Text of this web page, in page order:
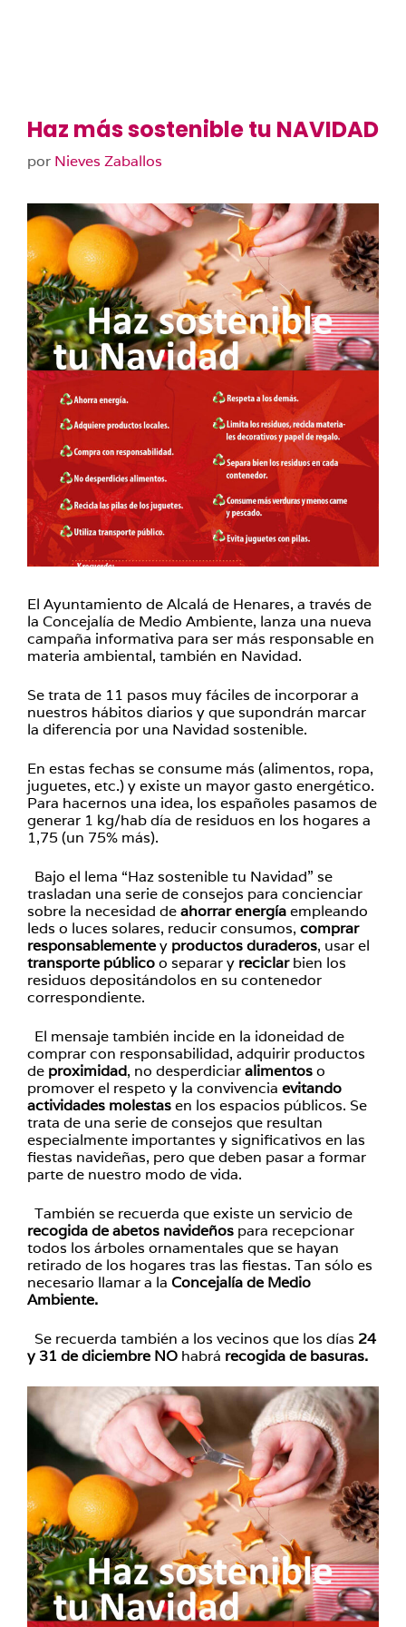
Haz más sostenible tu NAVIDAD
por Nieves Zaballos
El Ayuntamiento de Alcalá de Henares, a través de
la Concejalía de Medio Ambiente, lanza una nueva
campaña informativa para ser más responsable en
materia ambiental, también en Navidad.
Se trata de 11 pasos muy fáciles de incorporar a
nuestros hábitos diarios y que supondrán marcar
la diferencia por una Navidad sostenible.
En estas fechas se consume más (alimentos, ropa,
juguetes, etc.) y existe un mayor gasto energético.
Para hacernos una idea, los españoles pasamos de
generar 1 kg/hab día de residuos en los hogares a
1,75 (un 75% más).
Bajo el lema “Haz sostenible tu Navidad” se
trasladan una serie de consejos para concienciar
sobre la necesidad deahorrarenergíaempleando
leds o luces solares, reducir consumos, comprar
responsablementey productos duraderos, usar el
transporte públicoo separar y reciclarbien los
residuos depositándolos en su contenedor
correspondiente.
El mensaje también incide en la idoneidad de
comprar con responsabilidad, adquirir productos
de proximidad, no desperdiciaralimentoso
promover el respeto y la convivencia evitando
actividades molestasen los espacios públicos. Se
trata de una serie de consejos que resultan
especialmente importantes y significativos en las
fiestas navideñas, pero que deben pasar a formar
parte de nuestro modo de vida.
También se recuerda que existe un servicio de
recogida de abetos navideños para recepcionar
todos los árboles ornamentales que se hayan
retirado de los hogares tras las fiestas. Tan sólo es
necesario llamar a la Concejalía de Medio
Ambiente.
Se recuerda también a los vecinos que los días 24
y 31 de diciembre NO habrá recogida de basuras.